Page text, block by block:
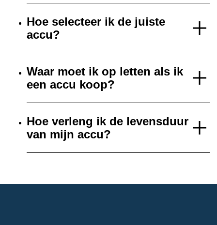
Hoe selecteer ik de juiste
accu?
Waar moet ik op letten als ik
een accu koop?
Hoe verleng ik de levensduur
van mijn accu?